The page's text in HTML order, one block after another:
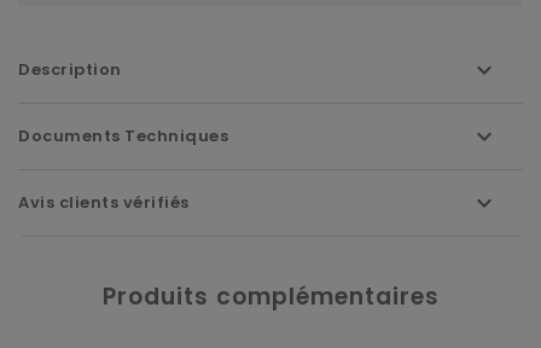
Description
Documents Techniques
Avis clients vérifiés
Produits complémentaires